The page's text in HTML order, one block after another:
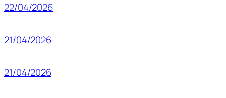
22/04/2026
21/04/2026
21/04/2026